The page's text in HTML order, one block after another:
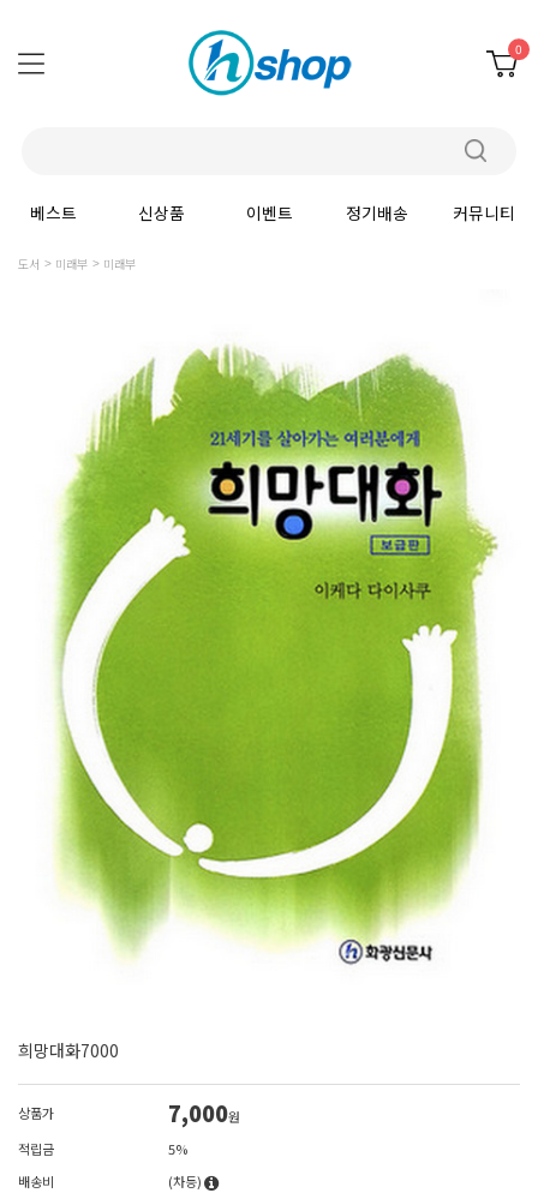
0
베스트 신상품 이벤트 정기배송 커뮤니티
도서 미래부 미래부
희망대화7000
상품가 7,000원
적립금
5%
배송비
(차등)